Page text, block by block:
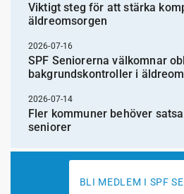
Viktigt steg för att stärka
äldreomsorgen
2026-07-16
SPF Seniorerna välkomnar
bakgrundskontroller i
2026-07-14
Fler kommuner behöver
seniorer
BLI MEDLEM I SPF